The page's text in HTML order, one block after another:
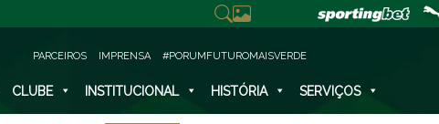
PARCEIROS IMPRENSA #PORUMFUTUROMAISVERDE
CLUBE INSTITUCIONAL HISTÓRIA SERVIÇOS